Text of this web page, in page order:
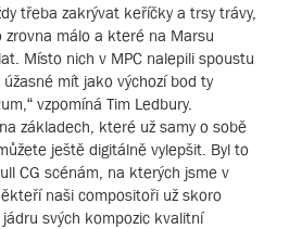
třeba zakrývat keříčky a trsy trávy,
zrovna málo a které na Marsu
Místo nich v MPC nalepili spoustu
mít jako výchozí bod ty
vzpomíná Tim Ledbury.
základech, které už samy o sobě
ještě digitálně vylepšit. Byl to
CG scénám, na kterých jsme v
naši compositoři už skoro
svých kompozic kvalitní